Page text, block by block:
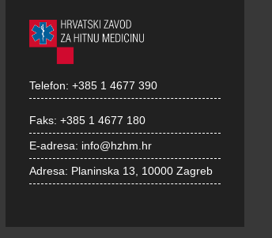
Telefon: +385 1 4677 390
Faks: +385 1 4677 180
E-adresa: info@hzhm.hr
Adresa: Planinska 13, 10000 Zagreb